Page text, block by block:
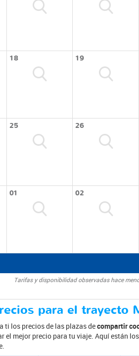
18 19
25 26
01 02
Tarifas y disponibilidad observadas hace
para el trayecto
ti los precios de las plazas decompartir
el mejor precio para tu viaje. Aquí están